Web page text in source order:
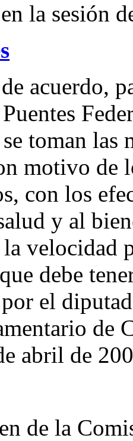
la sesión
acuerdo,
toman las
motivo de
con los
y al
velocidad
debe
el
de
abril de
de la